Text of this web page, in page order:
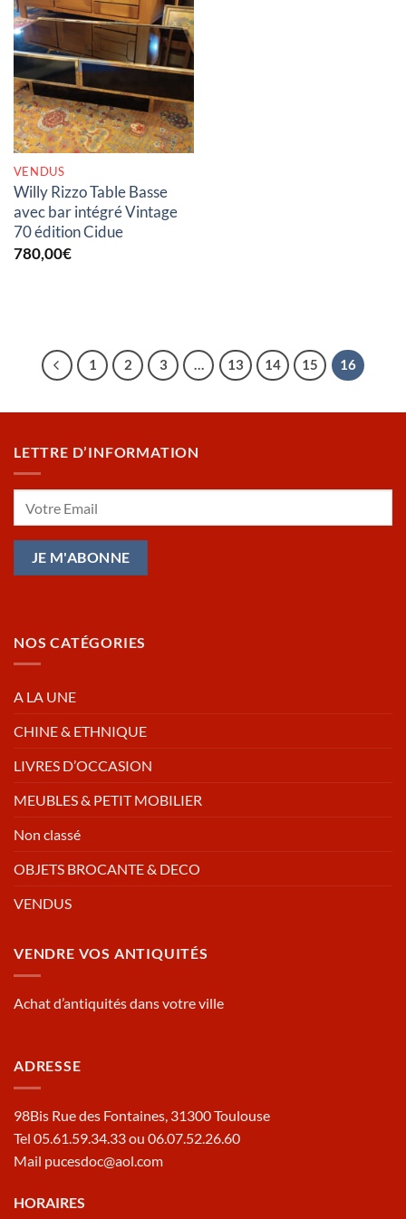
RUPTURE DE STOCK
VENDUS
Willy Rizzo Table Basse
avec bar intégré Vintage
70 édition Cidue
780,00€
1 2 3 … 13 14 15 16
LETTRE D’INFORMATION
NOS CATÉGORIES
A LA UNE
CHINE & ETHNIQUE
LIVRES D’OCCASION
MEUBLES & PETIT MOBILIER
Non classé
OBJETS BROCANTE & DECO
VENDUS
VENDRE VOS ANTIQUITÉS
Achat d’antiquités dans votre ville
ADRESSE
98Bis Rue des Fontaines, 31300 Toulouse
Tel 05.61.59.34.33 ou 06.07.52.26.60
Mail pucesdoc@aol.com
HORAIRES